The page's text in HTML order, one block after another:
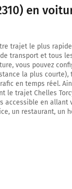
sur 110 mètres
en
trajet le plus
transport et tous
vous pouvez
la plus courte),
en temps réel.
le trajet Chelles
accessible en allant
un restaurant, un